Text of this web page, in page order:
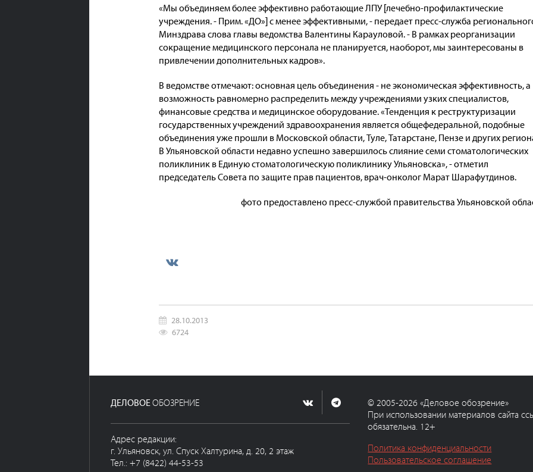
«Мы объединяем более эффективно работающие ЛПУ [лечебно-профилактические
учреждения. - Прим. «ДО»] с менее эффективными, - передает пресс-служба
Минздрава слова главы ведомства Валентины Карауловой. - В рамках реорганизации
сокращение медицинского персонала не планируется, наоборот, мы заинтересованы в
привлечении дополнительных кадров».
В ведомстве отмечают: основная цель объединения - не экономическая эффективность, а
возможность равномерно распределить между учреждениями узких специалистов,
финансовые средства и медицинское оборудование. «Тенденция к реструктуризации
государственных учреждений здравоохранения является общефедеральной, подобные
объединения уже прошли в Московской области, Туле, Татарстане, Пензе и других
В Ульяновской области недавно успешно завершилось слияние семи стоматологических
поликлиник в Единую стоматологическую поликлинику Ульяновска», - отметил
председатель Совета по защите прав пациентов, врач-онколог Марат Шарафутдинов.
фото предоставлено пресс-службой правительства Ульяновской
28.10.2013
6724
ДЕЛОВОЕОБОЗРЕНИЕ
Адрес редакции:
г. Ульяновск, ул. Спуск Халтурина, д. 20, 2 этаж
Тел.: +7 (8422) 44-53-53
© 2005-2026 «Деловое обозрение»
При использовании материалов сайта
обязательна. 12+
Политика конфиденциальности
Пользовательское соглашение